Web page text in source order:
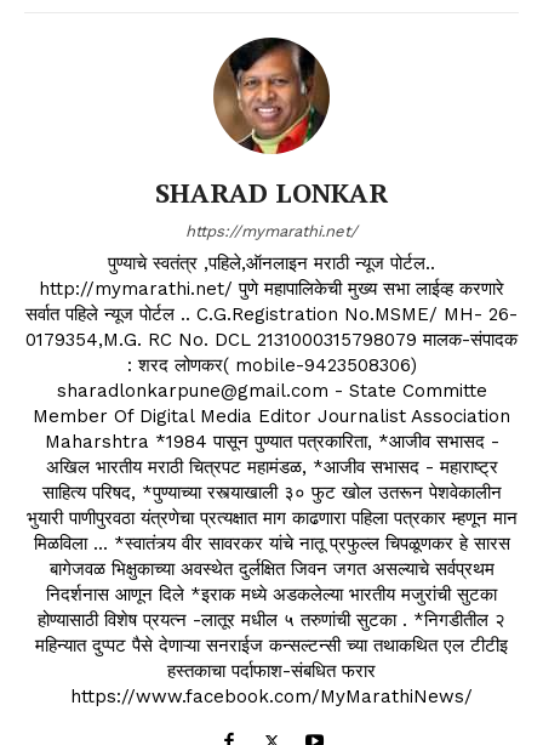
SHARAD LONKAR
https://mymarathi.net/
पुण्याचे स्वतंत्र ,पहिले,ऑनलाइन मराठी न्यूज पोर्टल..
http://mymarathi.net/ पुणे महापालिकेची मुख्य सभा लाईव्ह करणारे
सर्वात पहिले न्यूज पोर्टल .. C.G.Registration No.MSME/ MH- 26-
0179354,M.G. RC No. DCL 2131000315798079 मालक-संपादक
: शरद लोणकर( mobile-9423508306)
sharadlonkarpune@gmail.com - State Committe
Member Of Digital Media Editor Journalist Association
Maharshtra *1984 पासून पुण्यात पत्रकारिता, *आजीव सभासद -
अखिल भारतीय मराठी चित्रपट महामंडळ, *आजीव सभासद - महाराष्ट्र
साहित्य परिषद, *पुण्याच्या रस्त्याखाली ३० फुट खोल उतरून पेशवेकालीन
भुयारी पाणीपुरवठा यंत्रणेचा प्रत्यक्षात माग काढणारा पहिला पत्रकार म्हणून मान
मिळविला ... *स्वातंत्र्य वीर सावरकर यांचे नातू प्रफुल्ल चिपळूणकर हे सारस
बागेजवळ भिक्षुकाच्या अवस्थेत दुर्लक्षित जिवन जगत असल्याचे सर्वप्रथम
निदर्शनास आणून दिले *इराक मध्ये अडकलेल्या भारतीय मजुरांची सुटका
होण्यासाठी विशेष प्रयत्न -लातूर मधील ५ तरुणांची सुटका . *निगडीतील २
महिन्यात दुप्पट पैसे देणाऱ्या सनराईज कन्सल्टन्सी च्या तथाकथित एल टीटीइ
हस्तकाचा पर्दाफाश-संबधित फरार
https://www.facebook.com/MyMarathiNews/